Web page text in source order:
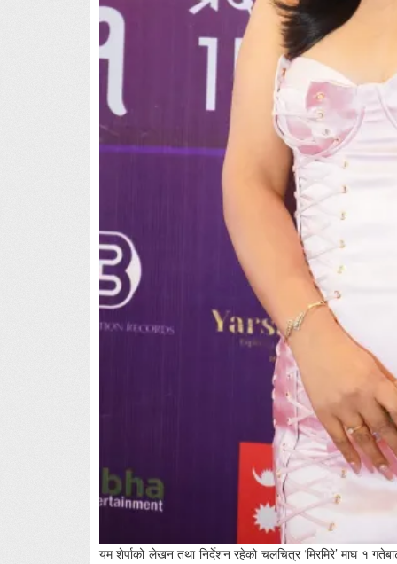
यम शेर्पाको लेखन तथा निर्देशन रहेको चलचित्र ‘मिरमिरे’ माघ १